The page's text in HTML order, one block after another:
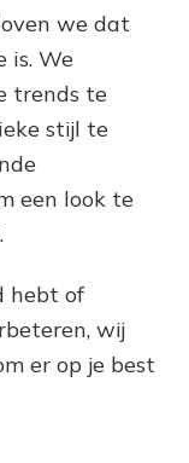
we dat
is. We
trends te
stijl te
een look te
hebt of
wij
er op je best